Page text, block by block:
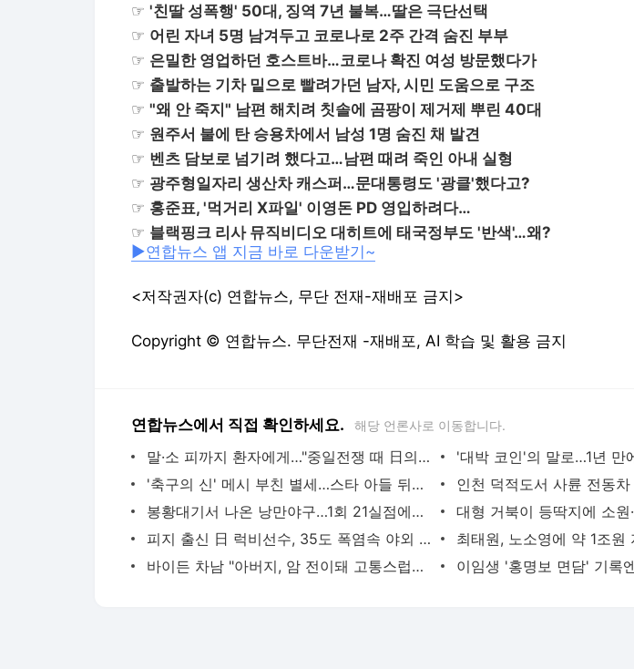
☞ '친딸 성폭행' 50대, 징역 7년 불복…딸은 극단선택
☞ 어린 자녀 5명 남겨두고 코로나로 2주 간격 숨진 부부
☞ 은밀한 영업하던 호스트바…코로나 확진 여성 방문했다가
☞ 출발하는 기차 밑으로 빨려가던 남자, 시민 도움으로 구조
☞ "왜 안 죽지" 남편 해치려 칫솔에 곰팡이 제거제 뿌린 40대
☞ 원주서 불에 탄 승용차에서 남성 1명 숨진 채 발견
☞ 벤츠 담보로 넘기려 했다고…남편 때려 죽인 아내 실형
☞ 광주형일자리 생산차 캐스퍼…문대통령도 '광클'했다고?
☞ 홍준표, '먹거리 X파일' 이영돈 PD 영입하려다…
☞ 블랙핑크 리사 뮤직비디오 대히트에 태국정부도 '반색'…왜?
▶연합뉴스 앱 지금 바로 다운받기~
<저작권자(c) 연합뉴스, 무단 전재-재배포 금지>
Copyright © 연합뉴스. 무단전재 -재배포, AI 학습 및 활용 금지
연합뉴스에서 직접 확인하세요. 해당 언론사로 이동합니다.
말·소 피까지 환자에게…"중일전쟁 때 日의대서 인체 수혈실험" | 연합뉴스
'축구의 신' 메시 부친 별세…스타 아들 뒤에 선 조용한 조력자 | 연합뉴스
봉황대기서 나온 낭만야구…1회 21실점에도 볼넷 없이 정면 승부 | 연합뉴스
피지 출신 日 럭비선수, 35도 폭염속 야외 훈련하다 열사병 사망(종합) | 연합뉴스
바이든 차남 "아버지, 암 전이돼 고통스럽게 투병 중" | 연합뉴스